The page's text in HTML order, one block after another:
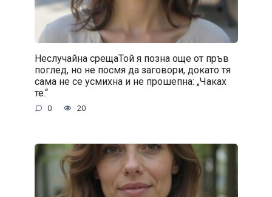
Неслучайна срещаТой я позна още от пръв
поглед, но не посмя да заговори, докато тя
сама не се усмихна и не прошепна: „Чаках
те.“
0 20